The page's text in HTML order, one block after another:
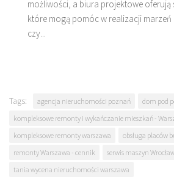
możliwości, a biura projektowe oferują
które mogą pomóc w realizacji
czy...
Tags: agencja nieruchomości poznań
dom pod
kompleksowe remonty i wykańczanie mieszkań -
kompleksowe remonty warszawa
obsługa placów
remonty Warszawa - cennik
serwis maszyn
tania wycena nieruchomości warszawa